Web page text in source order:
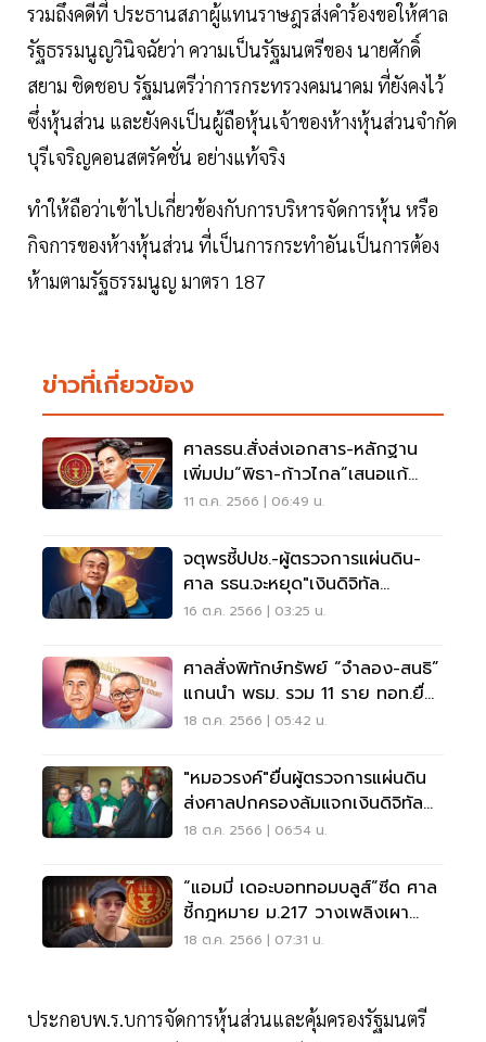
รวมถึงคดีที่ ประธานสภาผู้แทนราษฎรส่งคำร้องขอให้ศาล
รัฐธรรมนูญวินิจฉัยว่า ความเป็นรัฐมนตรีของ นายศักดิ์
สยาม ชิดชอบ รัฐมนตรีว่าการกระทรวงคมนาคม ที่ยังคงไว้
ซึ่งหุ้นส่วน และยังคงเป็นผู้ถือหุ้นเจ้าของห้างหุ้นส่วนจำกัด
บุรีเจริญคอนสตรัคชั่น อย่างแท้จริง
ทำให้ถือว่าเข้าไปเกี่ยวข้องกับการบริหารจัดการหุ้น หรือ
กิจการของห้างหุ้นส่วน ที่เป็นการกระทำอันเป็นการต้อง
ห้ามตามรัฐธรรมนูญ มาตรา 187
ข่าวที่เกี่ยวข้อง
ศาลรธน.สั่งส่งเอกสาร-หลักฐาน
เพิ่มปม“พิธา-ก้าวไกล”เสนอแก้
ม.112
11 ต.ค. 2566 | 06:49 น.
จตุพรชี้ปปช.-ผู้ตรวจการแผ่นดิน-
ศาล รธน.จะหยุด"เงินดิจิทัล
10000"
16 ต.ค. 2566 | 03:25 น.
ศาลสั่งพิทักษ์ทรัพย์ “จำลอง-สนธิ”
แกนนำ พธม. รวม 11 ราย ทอท.ยื่น
ฟ้องล้มละลาย
18 ต.ค. 2566 | 05:42 น.
"หมอวรงค์"ยื่นผู้ตรวจการแผ่นดิน
ส่งศาลปกครองล้มแจกเงินดิจิทัล
10,000 บาท
18 ต.ค. 2566 | 06:54 น.
“แอมมี่ เดอะบอททอมบลูส์”ซีด ศาล
ชี้กฎหมาย ม.217 วางเพลิงเผา
ทรัพย์ไม่ขัดรธน.
18 ต.ค. 2566 | 07:31 น.
ประกอบพ.ร.บการจัดการหุ้นส่วนและคุ้มครองรัฐมนตรี